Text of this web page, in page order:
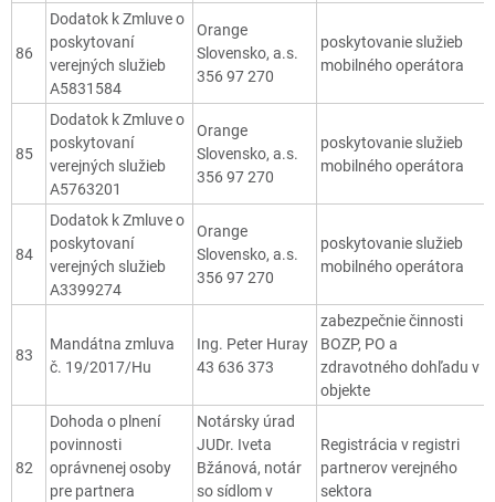
86
Dodatok k Zmluve o
poskytovaní
verejných služieb
A5831584
Orange
Slovensko, a.s.
356 97 270
poskytovanie služieb
mobilného operátora
85
Dodatok k Zmluve o
poskytovaní
verejných služieb
A5763201
Orange
Slovensko, a.s.
356 97 270
poskytovanie služieb
mobilného operátora
84
Dodatok k Zmluve o
poskytovaní
verejných služieb
A3399274
Orange
Slovensko, a.s.
356 97 270
poskytovanie služieb
mobilného operátora
83
Mandátna zmluva
č. 19/2017/Hu
Ing. Peter Huray
43 636 373
zabezpečnie činnosti
BOZP, PO a
zdravotného dohľadu v
objekte
82
Dohoda o plnení
povinnosti
oprávnenej osoby
pre partnera
Notársky úrad
JUDr. Iveta
Bžánová, notár
so sídlom v
Registrácia v registri
partnerov verejného
sektora